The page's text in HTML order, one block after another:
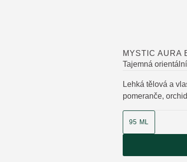
MYSTIC AURA
Tajemná
Lehká tělová a
pomeranče,
95 ML